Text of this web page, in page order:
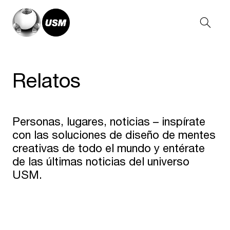
Relatos
Personas, lugares, noticias – inspírate
con las soluciones de diseño de mentes
creativas de todo el mundo y entérate
de las últimas noticias del universo
USM.